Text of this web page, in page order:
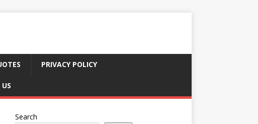
PRIVACY POLICY
Search